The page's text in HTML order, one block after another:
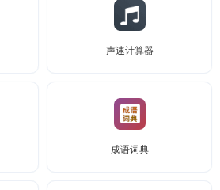
声速计算器
成语词典